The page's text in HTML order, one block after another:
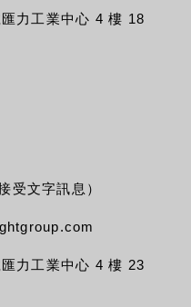
力工業中心 4 樓 18
受文字訊息）
力工業中心 4 樓 23